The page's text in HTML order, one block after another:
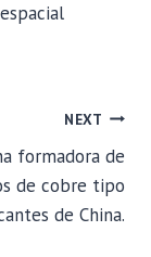
NEXT
formadora de
de cobre tipo
de China.